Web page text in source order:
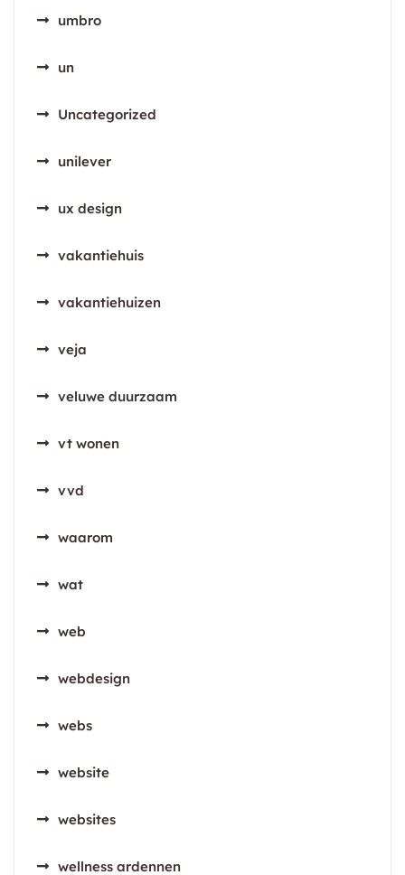
umbro
un
Uncategorized
unilever
ux design
vakantiehuis
vakantiehuizen
veja
veluwe duurzaam
vt wonen
vvd
waarom
wat
web
webdesign
webs
website
websites
wellness ardennen